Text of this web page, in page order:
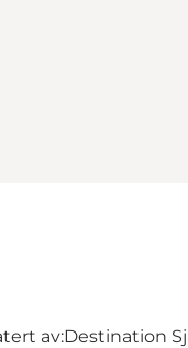
av:Destination